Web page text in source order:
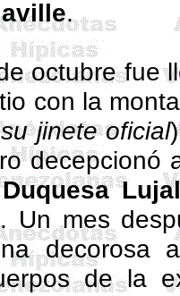
.
octubre fue
con la
jinete oficial
decepcionó
Duquesa
Un mes
decorosa
de la